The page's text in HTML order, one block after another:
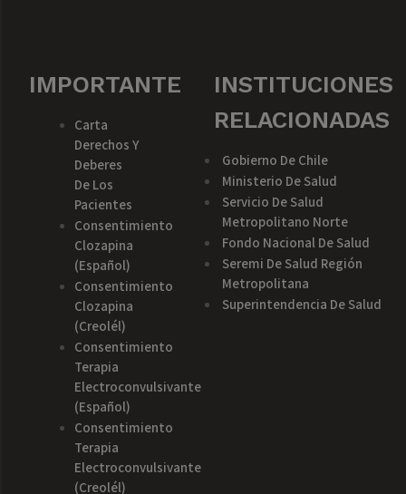
IMPORTANTE
Carta
Derechos Y
Deberes
De Los
Pacientes
Consentimiento
Clozapina
(español)
Consentimiento
Clozapina
(creolél)
Consentimiento
Terapia
Electroconvulsivante
(español)
Consentimiento
Terapia
Electroconvulsivante
(creolél)
INSTITUCIONES
RELACIONADAS
Gobierno De Chile
Ministerio De Salud
Servicio De Salud
Metropolitano Norte
Fondo Nacional De Salud
Seremi De Salud Región
Metropolitana
Superintendencia De Salud